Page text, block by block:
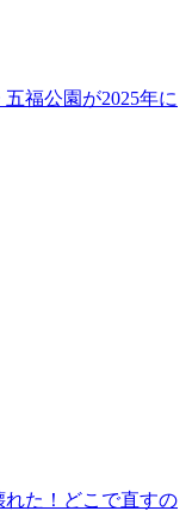
福公園が2025年に
れた！どこで直すの